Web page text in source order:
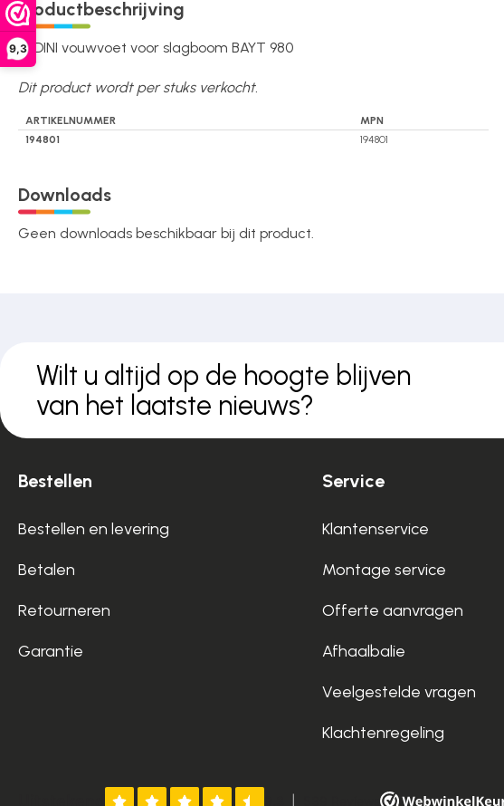
9,3
Over ons
Contact
Productbeschrijving
FADINI vouwvoet voor slagboom BAYT 980
Dit product wordt per stuks verkocht.
ARTIKELNUMMER
MPN
194801
194801
Downloads
Geen downloads beschikbaar bij dit product.
Wilt u altijd op de hoogte blijven
van het laatste nieuws?
Bestellen
Bestellen en levering
Betalen
Retourneren
Garantie
Service
Klantenservice
Montage service
Offerte aanvragen
Afhaalbalie
Veelgestelde vragen
Klachtenregeling